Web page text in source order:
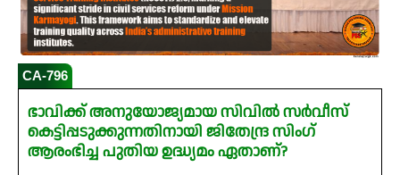
CA-796
ഭാവിക്ക് അനുയോജ്യമായ സിവിൽ സർവീസ്
കെട്ടിപ്പടുക്കുന്നതിനായി ജിതേന്ദ്ര സിംഗ്
ആരംഭിച്ച പുതിയ ഉദ്ധ്യമം ഏതാണ്?